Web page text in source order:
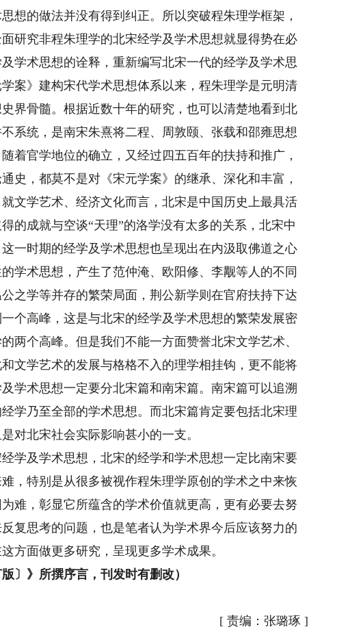
想的做法并没有得到纠正。所以突破程朱理学框架，
研究非程朱理学的北宋经学及学术思想就显得势在必
学术思想的诠释，重新编写北宋一代的经学及学术思
案》建构宋代学术思想体系以来，程朱理学是元明清
界骨髓。根据近数十年的研究，也可以清楚地看到北
系统，是南宋朱熹将二程、周敦颐、张载和邵雍思想
着官学地位的确立，又经过四五百年的扶持和推广，
史，都莫不是对《宋元学案》的继承、深化和丰富，
文学艺术、经济文化而言，北宋是中国历史上最具活
的成就与空谈“天理”的洛学没有太多的关系，北宋中
一时期的经学及学术思想也呈现出在内汲取佛道之心
学术思想，产生了范仲淹、欧阳修、李觏等人的不同
之学等并存的繁荣局面，荆公新学则在官府扶持下达
个高峰，这是与北宋的经学及学术思想的繁荣发展密
两个高峰。但是我们不能一方面赞誉北宋文学艺术、
文学艺术的发展与格格不入的理学相挂钩，更不能将
学术思想一定要分北宋篇和南宋篇。南宋篇可以追溯
学乃至全部的学术思想。而北宋篇肯定要包括北宋理
对北宋社会实际影响甚小的一支。
及学术思想，北宋的经学和学术思想一定比南宋要
，特别是从很多被视作程朱理学原创的学术之中来恢
难，彰显它所蕴含的学术价值就更高，更有必要去努
复思考的问题，也是笔者认为学术界今后应该努力的
方面做更多研究，呈现更多学术成果。
》所撰序言，刊发时有删改）
[ 责编：张璐琢]